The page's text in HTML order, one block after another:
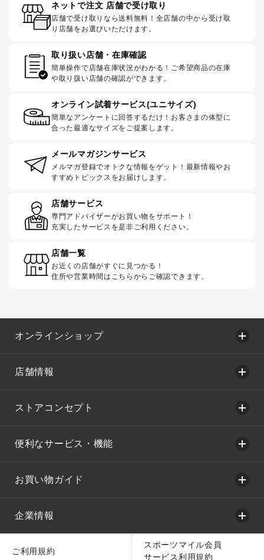
ネットで注文 店舗で受け取り
店舗で受け取りなら送料無料！全店舗の中から受け取
り店舗をお選びいただけます。
取り扱い店舗・在庫確認
簡単操作で店舗在庫状況がわかる！ご希望商品の在庫
や取り扱い店舗の確認ができます。
オンライン試着サービス(ユニサイズ)
簡単なアンケートに回答するだけ！お客さまの体型に
合った最適なサイズをご提案します。
メールマガジンサービス
メルマガ登録でオトクな情報をゲット！最新情報やお
すすめトピックスをお届けします。
店舗サービス
専門アドバイザーがお買い物をサポート！
充実したサービスを是非ご利用ください。
店舗一覧
お近くの店舗がすぐに見つかる！
住所や営業時間はこちらからご確認できます。
オンラインショップ
店舗情報
ストアコンセプト
便利なサービス・機能
お買い物ガイド
企業情報
ご利用規約
スポーツマイル会員
サービス利用規約